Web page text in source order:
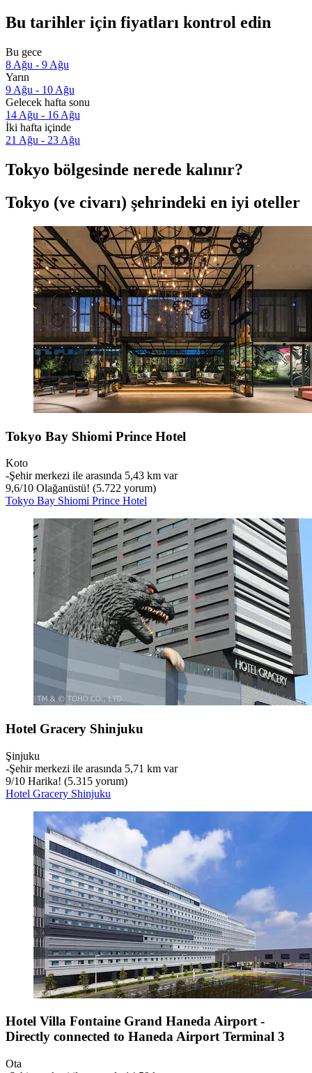
Bu tarihler için fiyatları kontrol edin
Bu gece
8 Ağu - 9 Ağu
Yarın
9 Ağu - 10 Ağu
Gelecek hafta sonu
14 Ağu - 16 Ağu
İki hafta içinde
21 Ağu - 23 Ağu
Tokyo bölgesinde nerede kalınır?
Tokyo (ve civarı) şehrindeki en iyi oteller
Tokyo Bay Shiomi Prince Hotel
Koto
‐Şehir merkezi ile arasında 5,43 km var
9,6/10 Olağanüstü! (5.722 yorum)
Tokyo Bay Shiomi Prince Hotel
Hotel Gracery Shinjuku
Şinjuku
‐Şehir merkezi ile arasında 5,71 km var
9/10 Harika! (5.315 yorum)
Hotel Gracery Shinjuku
Hotel Villa Fontaine Grand Haneda Airport -
Directly connected to Haneda Airport Terminal 3
Ota